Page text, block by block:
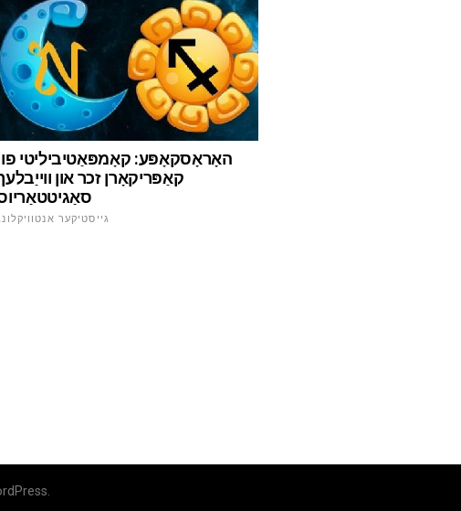
האָראָסקאָפּע: קאָמפּאַטיביליטי
קאַפּריקאָרן זכר און
גייסטיקער